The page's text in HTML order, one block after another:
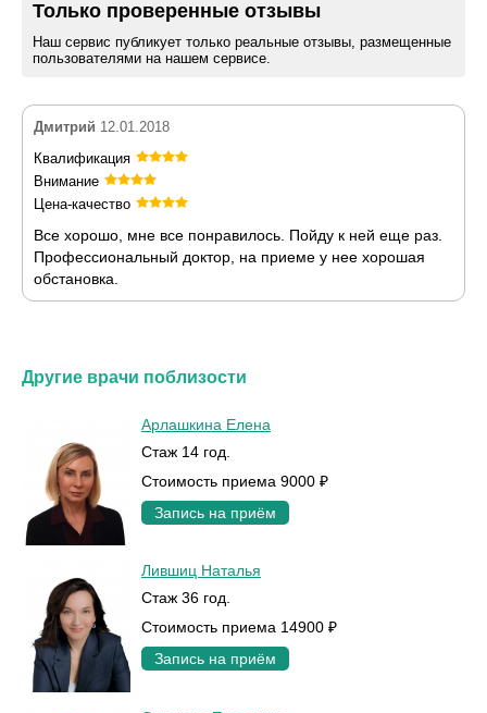
Только проверенные отзывы
Наш сервис публикует только реальные отзывы, размещенные
пользователями на нашем сервисе.
Дмитрий 12.01.2018
Квалификация
Внимание
Цена-качество
Все хорошо, мне все понравилось. Пойду к ней еще раз.
Профессиональный доктор, на приеме у нее хорошая
обстановка.
Другие врачи поблизости
Арлашкина Елена
Стаж 14 год.
Стоимость приема 9000 ₽
Запись на приём
Лившиц Наталья
Стаж 36 год.
Стоимость приема 14900 ₽
Запись на приём